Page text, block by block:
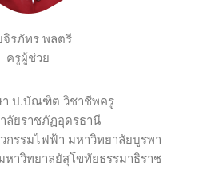
จิรภัทร พลตรี
ครูผู้ช่วย
า ป.บัณฑิต วิชาชีพครู
ลัยราชภัฏอุดรธานี
กรรมไฟฟ้า มหาวิทยาลัยบูรพา
าวิทยาลยัสุโขทัยธรรมาธิราช